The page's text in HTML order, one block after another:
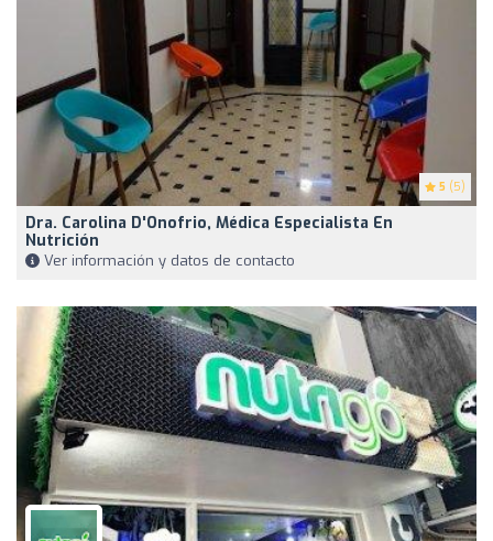
5 (5)
Dra. Carolina D'Onofrio, Médica Especialista En
Nutrición
Ver información y datos de contacto